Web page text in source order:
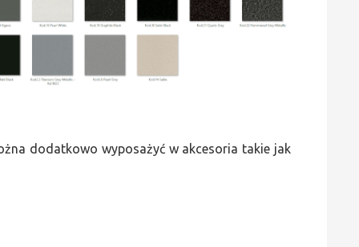
dodatkowo wyposażyć w akcesoria takie jak